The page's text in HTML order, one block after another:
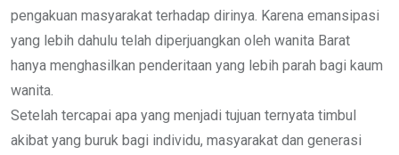
pengakuan masyarakat terhadap dirinya. Karena emansipasi
yang lebih dahulu telah diperjuangkan oleh wanita Barat
hanya menghasilkan penderitaan yang lebih parah bagi kaum
wanita.
Setelah tercapai apa yang menjadi tujuan ternyata timbul
akibat yang buruk bagi individu, masyarakat dan generasi